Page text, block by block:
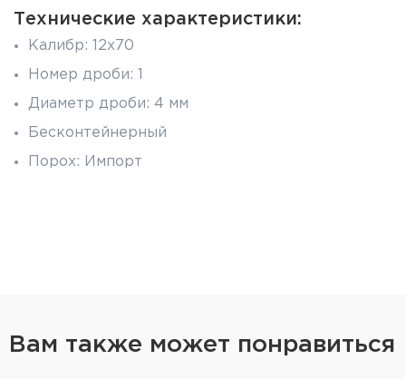
Технические характеристики:
Калибр: 12x70
Номер дроби: 1
Диаметр дроби: 4 мм
Бесконтейнерный
Порох: Импорт
Вам также может понравиться